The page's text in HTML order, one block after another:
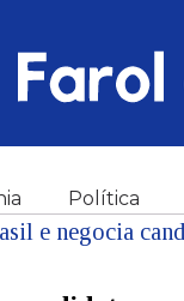
Política